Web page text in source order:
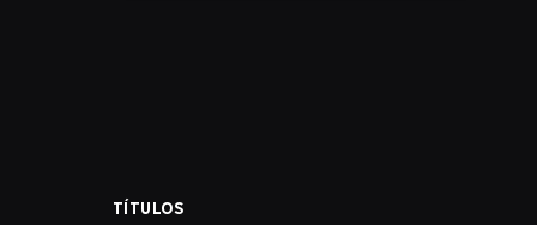
TÍTULOS